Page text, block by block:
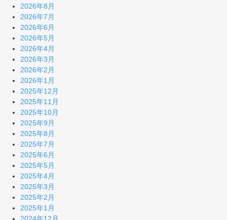
2026年8月
2026年7月
2026年6月
2026年5月
2026年4月
2026年3月
2026年2月
2026年1月
2025年12月
2025年11月
2025年10月
2025年9月
2025年8月
2025年7月
2025年6月
2025年5月
2025年4月
2025年3月
2025年2月
2025年1月